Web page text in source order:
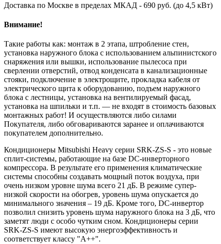
Доставка по Москве в пределах МКАД - 690 руб. (до 4,5 кВт)
Внимание!
Такие работы как: монтаж в 2 этапа, штробление стен,
установка наружного блока с использованием альпинистского
снаряжения или вышки, использование пылесоса при
сверлении отверстий, отвод конденсата в канализационные
стояки, подключение в электрощите, прокладка кабеля от
электрического щита к оборудованию, подъем наружного
блока с лестницы, установка на вентилируемый фасад,
установка на шпильки и т.п. — не входят в стоимость базовых
монтажных работ! И осуществляются либо силами
Покупателя, либо обговариваются заранее и оплачиваются
покупателем дополнительно.
Кондиционеры Mitsubishi Heavy серии SRK-ZS-S - это новые
сплит-системы, работающие на базе DC-инверторного
компрессора. В результате его применения климатические
системы способны создавать мощный поток воздуха, при
очень низком уровне шума всего 21 дБ. В режиме супер-
низкой скорости на обогрев, уровень шума опускается до
минимального значения – 19 дБ. Кроме того, DC-инвертор
позволил снизить уровень шума наружного блока на 3 дБ, что
заметят люди с особо чутким сном. Кондиционеры серии
SRK-ZS-S имеют высокую энергоэффективность и
соответствует классу "А++".